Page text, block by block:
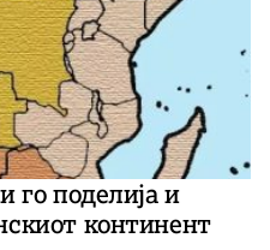
атентатори се
индивидуализам,
и цврстината на наредните
го поделија и
континент